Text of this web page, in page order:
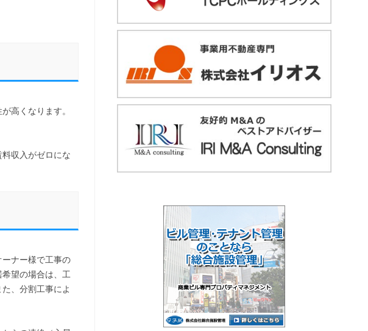
高くなります。
収入がゼロにな
ナー様で工事の
望の場合は、工
、分割工事によ